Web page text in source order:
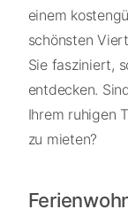
einem
schönsten
Sie fasziniert,
entdecken.
Ihrem ruhigen
zu mieten?